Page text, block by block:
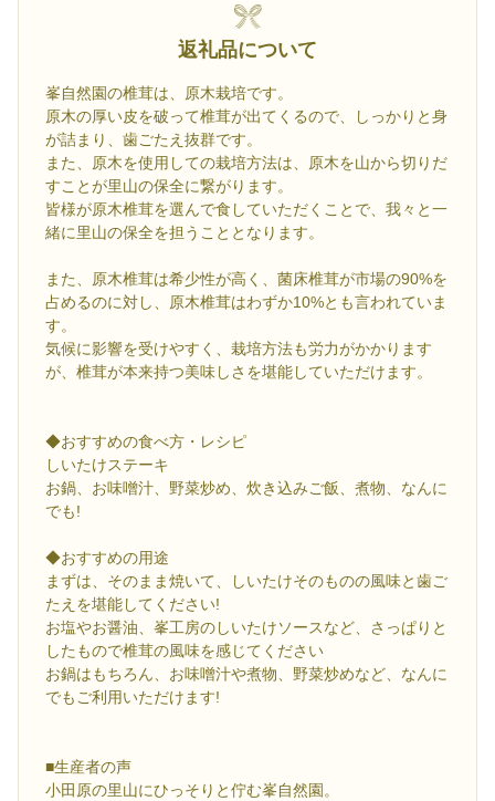
返礼品について
峯自然園の椎茸は、原木栽培です。
原木の厚い皮を破って椎茸が出てくるので、しっかりと身
が詰まり、歯ごたえ抜群です。
また、原木を使用しての栽培方法は、原木を山から切りだ
すことが里山の保全に繋がります。
皆様が原木椎茸を選んで食していただくことで、我々と一
緒に里山の保全を担うこととなります。
また、原木椎茸は希少性が高く、菌床椎茸が市場の90%を
占めるのに対し、原木椎茸はわずか10%とも言われていま
す。
気候に影響を受けやすく、栽培方法も労力がかかります
が、椎茸が本来持つ美味しさを堪能していただけます。
◆おすすめの食べ方・レシピ
しいたけステーキ
お鍋、お味噌汁、野菜炒め、炊き込みご飯、煮物、なんに
でも!
◆おすすめの用途
まずは、そのまま焼いて、しいたけそのものの風味と歯ご
たえを堪能してください!
お塩やお醤油、峯工房のしいたけソースなど、さっぱりと
したもので椎茸の風味を感じてください
お鍋はもちろん、お味噌汁や煮物、野菜炒めなど、なんに
でもご利用いただけます!
■生産者の声
小田原の里山にひっそりと佇む峯自然園。